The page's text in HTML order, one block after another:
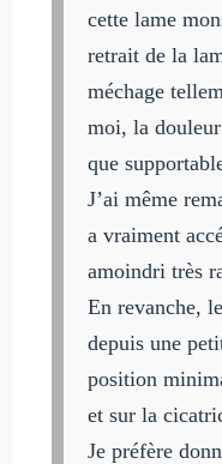
cette lame
retrait de la
méchage
moi, la
que
J’ai même
a vraiment
amoindri très
En revanche,
depuis une
position
et sur la
Je préfère